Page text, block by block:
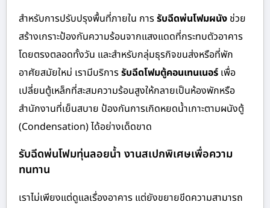
สำหรับการปรับปรุงพื้นที่ภายใน การรับฉีดพ่นโฟมผนัง ช่วย
สร้างเกราะป้องกันความร้อนจากแสงแดดที่กระทบตัวอาคาร
โดยตรงตลอดทั้งวัน และสำหรับกลุ่มธุรกิจขนส่งหรือที่พัก
อาศัยสมัยใหม่ เรามีบริการรับฉีดโฟมตู้คอนเทนเนอร์ เพื่อ
เปลี่ยนตู้เหล็กที่สะสมความร้อนสูงให้กลายเป็นห้องพักหรือ
สำนักงานที่เย็นสบาย ป้องกันการเกิดหยดน้ำเกาะตามผนังตู้
(Condensation) ได้อย่างเด็ดขาด
รับฉีดพ่นโฟมทุ่นลอยน้ำ งานสเปกพิเศษเพื่อความ
ทนทาน
เราไม่เพียงแต่ดูแลเรื่องอาคาร แต่ยังขยายขีดความสามารถ